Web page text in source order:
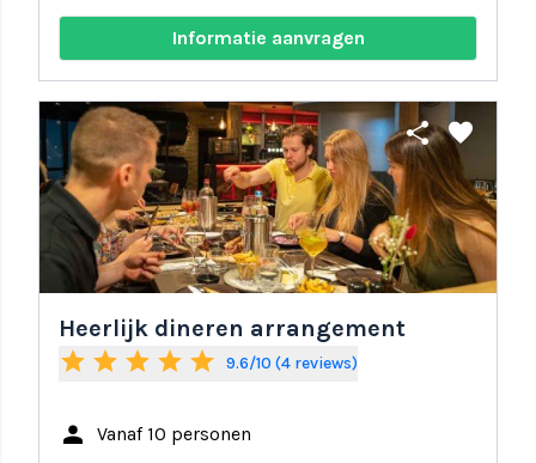
Informatie aanvragen
share favorite
Heerlijk dineren arrangement
star star star star star 9.6/10 (4 reviews)
person Vanaf 10 personen